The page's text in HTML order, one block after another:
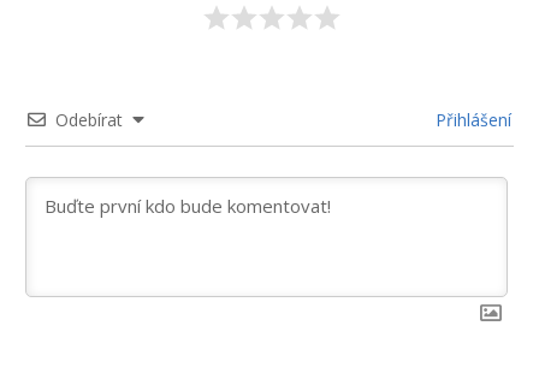
Odebírat Přihlášení